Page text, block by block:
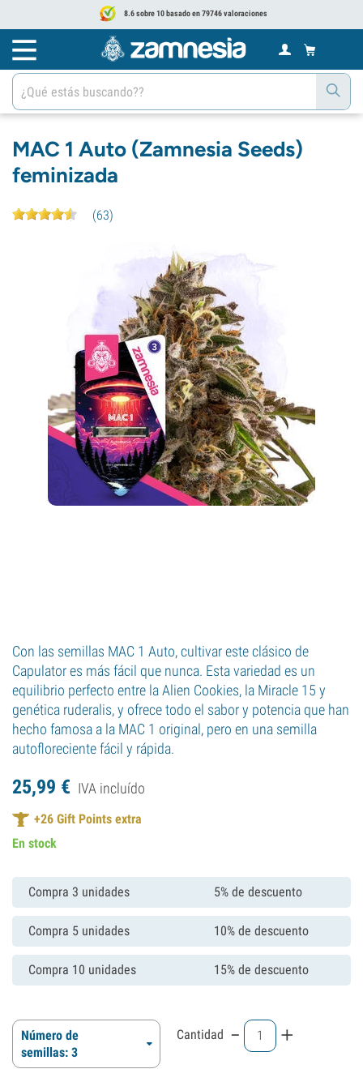
8.6 sobre 10 basado en 79746 valoraciones
MAC 1 Auto (Zamnesia Seeds)
feminizada
(63)
Con las semillas MAC 1 Auto, cultivar este clásico de
Capulator es más fácil que nunca. Esta variedad es un
equilibrio perfecto entre la Alien Cookies, la Miracle 15 y
genética ruderalis, y ofrece todo el sabor y potencia que han
hecho famosa a la MAC 1 original, pero en una semilla
autofloreciente fácil y rápida.
25,99 € IVA incluído
+26 Gift Points extra
En stock
Compra 3 unidades 5% de descuento
Compra 5 unidades 10% de descuento
Compra 10 unidades 15% de descuento
Número de
semillas: 3
Cantidad - +